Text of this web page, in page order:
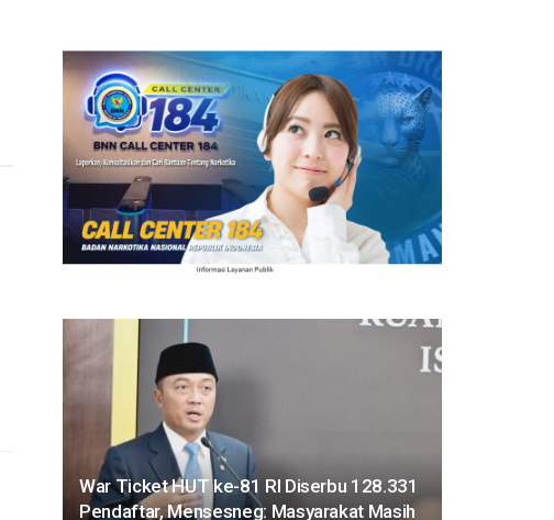
War Ticket HUT ke-81 RI Diserbu 128.331
Pendaftar, Mensesneg: Masyarakat Masih